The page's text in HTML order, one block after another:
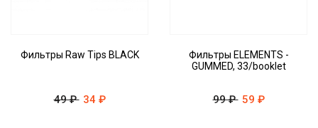
Фильтры Raw Tips BLACK
49 ₽ 34 ₽
Фильтры ELEMENTS -
GUMMED, 33/booklet
99 ₽ 59 ₽